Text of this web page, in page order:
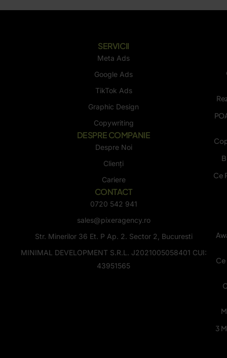
SERVICII
Meta Ads
Google Ads
TikTok Ads
Graphic Design
Copywriting
DESPRE COMPANIE
Despre Noi
Clienți
Cariere
CONTACT
0720 542 941
sales@pixeragency.ro
Str. Minerilor 36 Et. P Ap. 2. Sector 2, Bucuresti
MINIMAL DEVELOPMENT S.R.L. J2021005058401 CUI:
43951565
Ce
Ce
3